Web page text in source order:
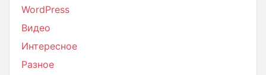
WordPress
Видео
Интересное
Разное